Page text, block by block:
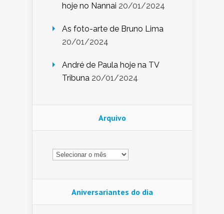
hoje no Nannai 20/01/2024
As foto-arte de Bruno Lima
20/01/2024
André de Paula hoje na TV
Tribuna 20/01/2024
Arquivo
Arquivo
Aniversariantes do dia